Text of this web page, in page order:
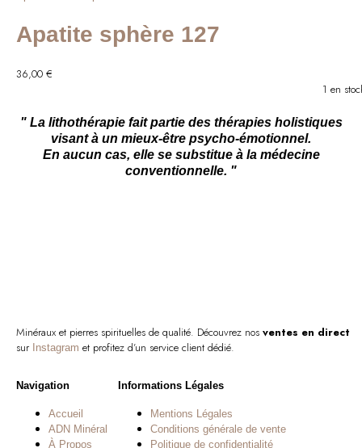
Apatite sphère 127
36,00 €
1 en
" La lithothérapie fait partie des thérapies holistiques
visant à un mieux-être psycho-émotionnel.
En aucun cas, elle se substitue à la médecine
conventionnelle. "
Minéraux et pierres spirituelles de qualité. Découvrez nos ventes en direct
sur Instagram et profitez d’un service client dédié.
Navigation
Accueil
ADN Minéral
À Propos
Informations Légales
Mentions Légales
Conditions générale de vente
Politique de confidentialité